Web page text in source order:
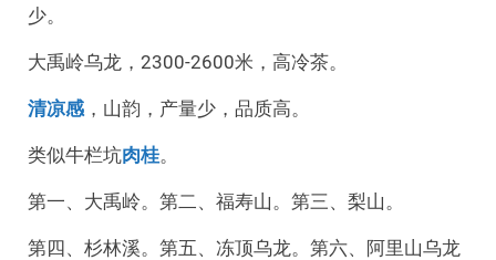
少。
大禹岭乌龙，2300-2600米，高冷茶。
清凉感 ，山韵，产量少，品质高。
类似牛栏坑肉桂。
第一、大禹岭。第二、福寿山。第三、梨山。
第四、杉林溪。第五、冻顶乌龙。第六、阿里山乌龙